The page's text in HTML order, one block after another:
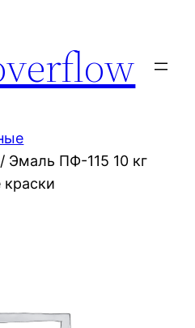
/ Эмаль ПФ-115 10 кг